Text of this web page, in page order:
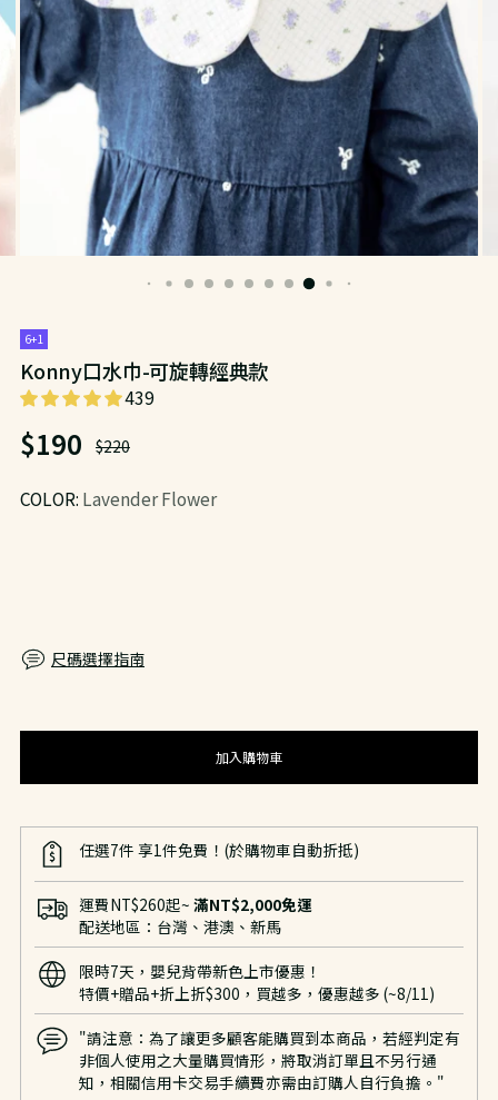
6+1
Konny口水巾-可旋轉經典款
439
日
$190 $220
COLOR: Lavender Flower
尺碼選擇指南
加入購物車
任選7件 享1件免費！(於購物車自動折抵)
運費NT$260起~ 滿NT$2,000免運
配送地區：台灣、港澳、新馬
限時7天，嬰兒背帶新色上市優惠！
特價+贈品+折上折$300，買越多，優惠越多 (~8/11)
"請注意：為了讓更多顧客能購買到本商品，若經判定有
非個人使用之大量購買情形，將取消訂單且不另行通
知，相關信用卡交易手續費亦需由訂購人自行負擔。"